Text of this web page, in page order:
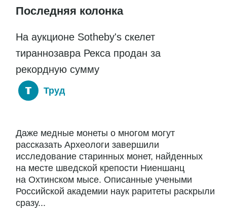
Последняя колонка
На аукционе Sotheby's скелет
тираннозавра Рекса продан за
рекордную сумму
Труд
Даже медные монеты о многом могут
рассказать Археологи завершили
исследование старинных монет, найденных
на месте шведской крепости Ниеншанц
на Охтинском мысе. Описанные учеными
Российской академии наук раритеты раскрыли
сразу...